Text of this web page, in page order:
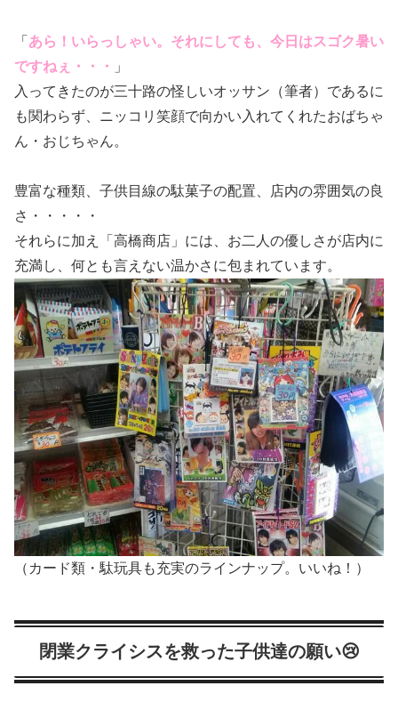
「 あら！いらっしゃい。それにしても、今日はスゴク暑い
ですねぇ・・・
」
入ってきたのが三十路の怪しいオッサン（筆者）であるに
も関わらず、ニッコリ笑顔で向かい入れてくれたおばちゃ
ん・おじちゃん。
豊富な種類、子供目線の駄菓子の配置、店内の雰囲気の良
さ・・・・・
それらに加え「高橋商店」には、お二人の優しさが店内に
充満し、何とも言えない温かさに包まれています。
（カード類・駄玩具も充実のラインナップ。いいね！）
閉業クライシスを救った子供達の願い😢